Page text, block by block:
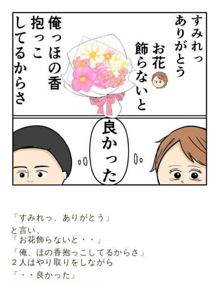
「すみれっ、ありがとう」
と言い、
「お花飾らないと・・」
「俺、ほの香抱っこしてるからさ」
２人はやり取りをしながら
「・・良かった」